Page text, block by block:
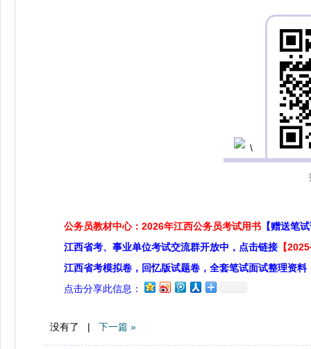
公务员教材中心：2026年江西公务员考试用书 【赠送笔
江西省考、事业单位考试交流群开放中，点击链接 【
江西省考模拟卷，回忆版试题卷，全套笔试面试整理资料
点击分享此信息：
没有了 | 下一篇 »